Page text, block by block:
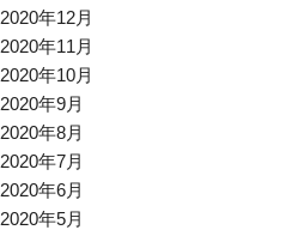
2020年12月
2020年11月
2020年10月
2020年9月
2020年8月
2020年7月
2020年6月
2020年5月